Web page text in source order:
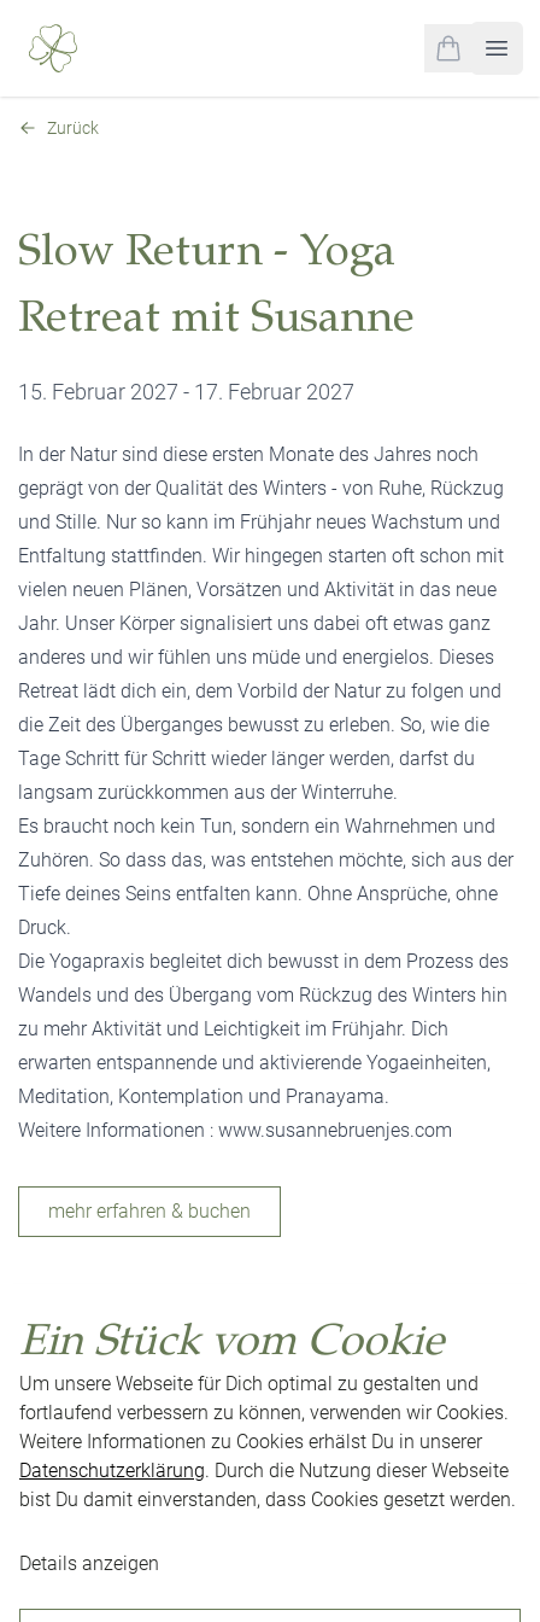
items in cart,
Zurück
Slow Return - Yoga
Retreat mit Susanne
15. Februar 2027 - 17. Februar 2027
In der Natur sind diese ersten Monate des Jahres noch
geprägt von der Qualität des Winters - von Ruhe, Rückzug
und Stille. Nur so kann im Frühjahr neues Wachstum und
Entfaltung stattfinden. Wir hingegen starten oft schon mit
vielen neuen Plänen, Vorsätzen und Aktivität in das neue
Jahr. Unser Körper signalisiert uns dabei oft etwas ganz
anderes und wir fühlen uns müde und energielos. Dieses
Retreat lädt dich ein, dem Vorbild der Natur zu folgen und
die Zeit des Überganges bewusst zu erleben. So, wie die
Tage Schritt für Schritt wieder länger werden, darfst du
langsam zurückkommen aus der Winterruhe.
Es braucht noch kein Tun, sondern ein Wahrnehmen und
Zuhören. So dass das, was entstehen möchte, sich aus der
Tiefe deines Seins entfalten kann. Ohne Ansprüche, ohne
Druck.
Die Yogapraxis begleitet dich bewusst in dem Prozess des
Wandels und des Übergang vom Rückzug des Winters hin
zu mehr Aktivität und Leichtigkeit im Frühjahr. Dich
erwarten entspannende und aktivierende Yogaeinheiten,
Meditation, Kontemplation und Pranayama.
Weitere Informationen : www.susannebruenjes.com
mehr erfahren & buchen
Ein Stück vom Cookie
Um unsere Webseite für Dich optimal zu gestalten und
fortlaufend verbessern zu können, verwenden wir Cookies.
Weitere Informationen zu Cookies erhälst Du in unserer
Datenschutzerklärung. Durch die Nutzung dieser Webseite
bist Du damit einverstanden, dass Cookies gesetzt werden.
Details anzeigen